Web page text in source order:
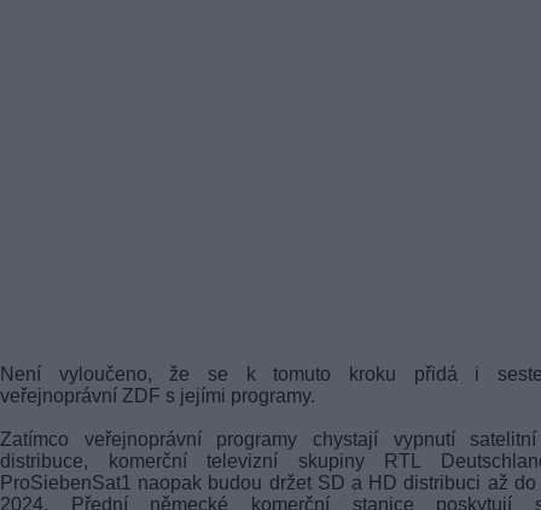
Není vyloučeno, že se k tomuto kroku přidá i
veřejnoprávní ZDF s jejími programy.
Zatímco veřejnoprávní programy chystají vypnutí
distribuce, komerční televizní skupiny RTL
ProSiebenSat1 naopak budou držet SD a HD distribuci až do
2024. Přední německé komerční stanice poskytují